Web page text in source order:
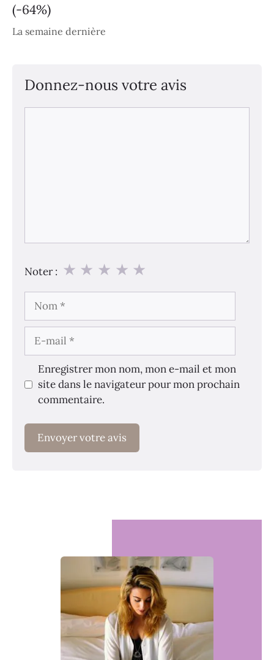
(-64%)
La semaine dernière
Donnez-nous votre avis
Noter : ★
★
★
★
★
Nom
E-
mail
Enregistrer mon nom, mon e-mail et mon
site dans le navigateur pour mon prochain
commentaire.